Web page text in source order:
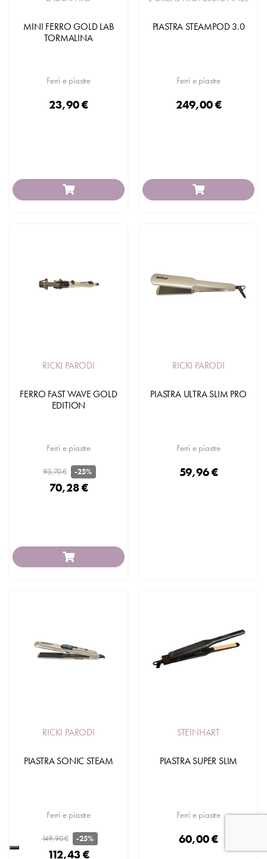
MINI FERRO GOLD LAB
TORMALINA
Ferri e piastre
23,90 €
PIASTRA STEAMPOD 3.0
Ferri e piastre
249,00 €
RICKI PARODI
FERRO FAST WAVE GOLD
EDITION
Ferri e piastre
93,70 € -25%
70,28 €
RICKI PARODI
PIASTRA ULTRA SLIM PRO
Ferri e piastre
59,96 €
RICKI PARODI
PIASTRA SONIC STEAM
Ferri e piastre
149,90 € -25%
112,43 €
STEINHART
PIASTRA SUPER SLIM
Ferri e piastre
60,00 €